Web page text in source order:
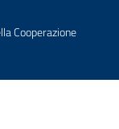
Cooperazione